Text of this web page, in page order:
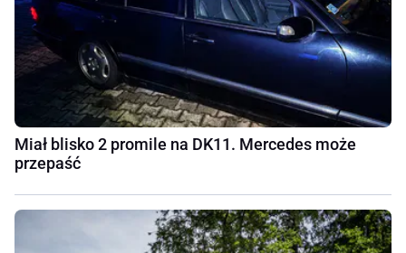
Miał blisko 2 promile na DK11. Mercedes może
przepaść